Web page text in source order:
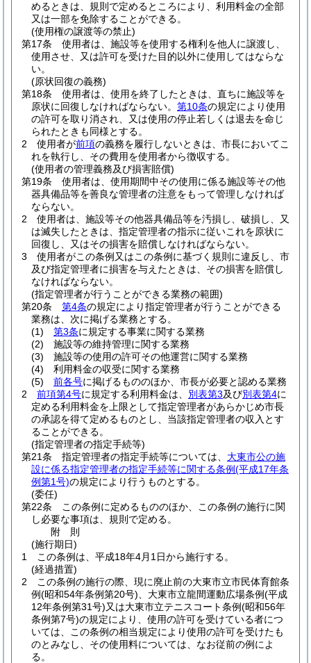
めるときは、規則で定めるところにより、利用料金の全部
又は一部を免除することができる。
(使用権の譲渡等の禁止)
第17条
使用者は、施設等を使用する権利を他人に譲渡し、
使用させ、又は許可を受けた目的以外に使用してはならな
い。
(原状回復の義務)
第18条
使用者は、使用を終了したときは、直ちに施設等を
原状に回復しなければならない。 第10条の規定により使用
の許可を取り消され、又は使用の停止若しくは退去を命じ
られたときも同様とする。
2
使用者が前項の義務を履行しないときは、市長においてこ
れを執行し、その費用を使用者から徴収する。
(使用者の管理義務及び損害賠償)
第19条
使用者は、使用期間中その使用に係る施設等その他
器具備品等を善良な管理者の注意をもって管理しなければ
ならない。
2
使用者は、施設等その他器具備品等を汚損し、破損し、又
は滅失したときは、指定管理者の指示に従いこれを原状に
回復し、又はその損害を賠償しなければならない。
3
使用者がこの条例又はこの条例に基づく規則に違反し、市
及び指定管理者に損害を与えたときは、その損害を賠償し
なければならない。
(指定管理者が行うことができる業務の範囲)
第20条
第4条の規定により指定管理者が行うことができる
業務は、次に掲げる業務とする。
(1)
第3条に規定する事業に関する業務
(2)
施設等の維持管理に関する業務
(3)
施設等の使用の許可その他運営に関する業務
(4)
利用料金の収受に関する業務
(5)
前各号に掲げるもののほか、市長が必要と認める業務
2
前項第4号に規定する利用料金は、 別表第3及び別表第4に
定める利用料金を上限として指定管理者があらかじめ市長
の承認を得て定めるものとし、当該指定管理者の収入とす
ることができる。
(指定管理者の指定手続等)
第21条
指定管理者の指定手続等については、 大東市公の施
設に係る指定管理者の指定手続等に関する条例(平成17年条
例第1号)の規定により行うものとする。
(委任)
第22条
この条例に定めるもののほか、この条例の施行に関
し必要な事項は、規則で定める。
附 則
(施行期日)
1
この条例は、平成18年4月1日から施行する。
(経過措置)
2
この条例の施行の際、現に廃止前の大東市立市民体育館条
例(昭和54年条例第20号) 、大東市立龍間運動広場条例(平成
12年条例第31号)又は大東市立テニスコート条例(昭和56年
条例第7号)の規定により、使用の許可を受けている者につ
いては、この条例の相当規定により使用の許可を受けたも
のとみなし、その使用料については、なお従前の例によ
る。